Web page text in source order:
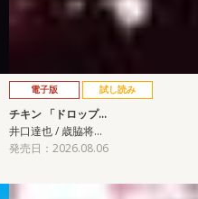
電子版 試し読み
チキン 「ドロップ…
井口達也 / 歳脇将…
発売日：2026.08.06